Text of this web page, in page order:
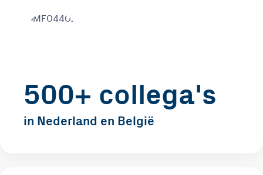
500+ collega's
in Nederland en België